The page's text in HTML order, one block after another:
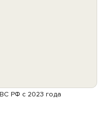
РФ с 2023 года